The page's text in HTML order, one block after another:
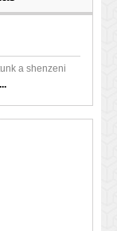
a shenzeni